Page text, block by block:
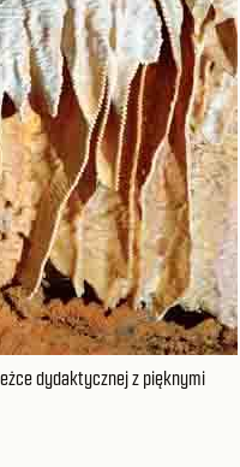
dydaktycznej z pięknymi